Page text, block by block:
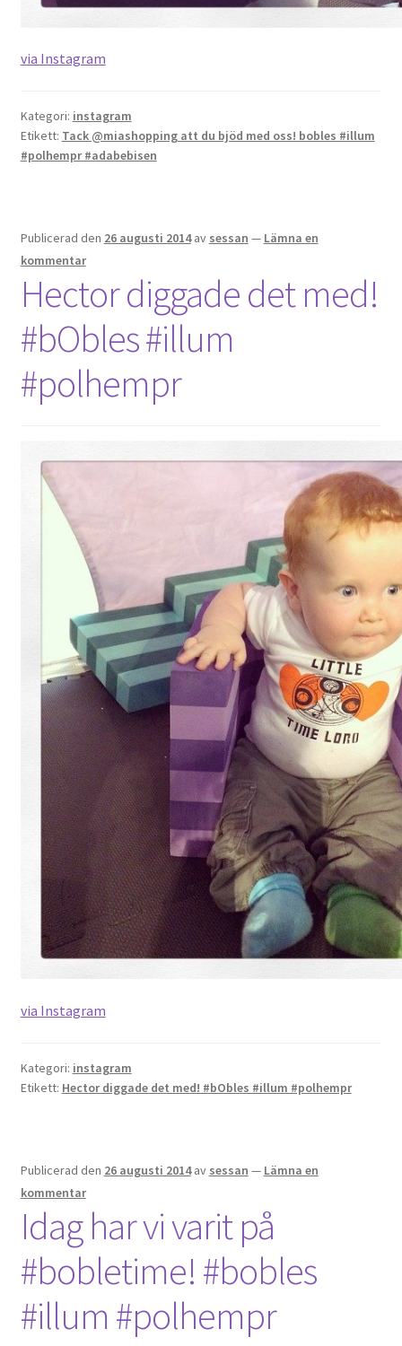
via Instagram
Kategori: instagram
Etikett: Tack @miashopping att du bjöd med oss! bobles #illum
#polhempr #adabebisen
Publicerad den 26 augusti 2014 av sessan — Lämna en
kommentar
Hector diggade det med!
#bObles #illum
#polhempr
via Instagram
Kategori: instagram
Etikett: Hector diggade det med! #bObles #illum #polhempr
Publicerad den 26 augusti 2014 av sessan — Lämna en
kommentar
Idag har vi varit på
#bobletime! #bobles
#illum #polhempr